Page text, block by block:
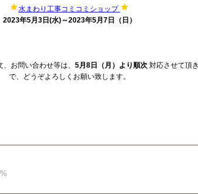
水まわり工事コミコミショップ
2023年5月3日(水)～2023年5月7日（日）
お問い合わせ等は、 5月8日（月）より順次 対応させて頂
で、どうぞよろしくお願い致します。